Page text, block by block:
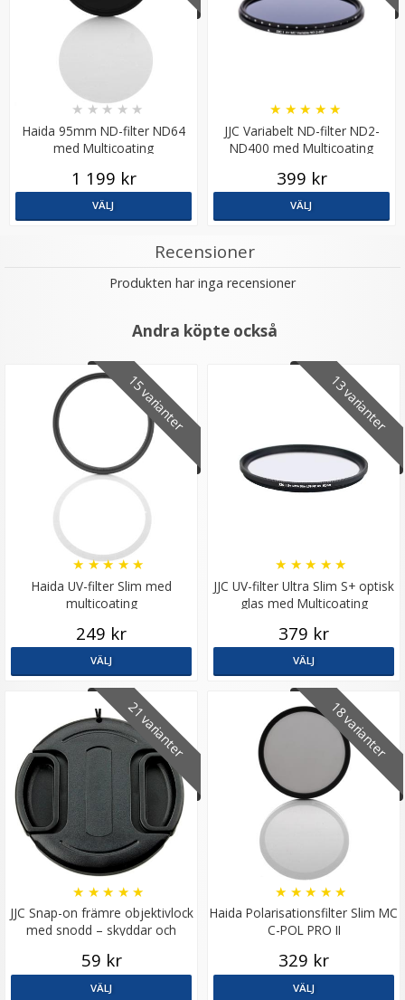
Haida 95mm ND-filter ND64
med Multicoating
★ ★ ★ ★ ★
1 199 kr
VÄLJ
JJC Variabelt ND-filter ND2-
ND400 med Multicoating
★ ★ ★ ★ ★
399 kr
VÄLJ
Recensioner
Produkten har inga recensioner
Andra köpte också
15 varianter
Haida UV-filter Slim med
multicoating
★★★★ ★
249 kr
VÄLJ
13 varianter
JJC UV-filter Ultra Slim S+ optisk
glas med Multicoating
★ ★ ★ ★ ★
379 kr
VÄLJ
21 varianter
JJC Snap-on främre objektivlock
med snodd – skyddar och
★ ★ ★ ★ ★
59 kr
VÄLJ
18 varianter
Haida Polarisationsfilter Slim MC
C-POL PRO II
★ ★ ★ ★ ★
329 kr
VÄLJ